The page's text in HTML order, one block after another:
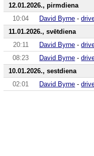
12.01.2026., pirmdiena
10:04
David Byrne -
11.01.2026., svētdiena
20:11
David Byrne -
08:23
David Byrne -
10.01.2026., sestdiena
02:01
David Byrne -